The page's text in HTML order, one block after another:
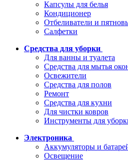
Капсулы для белья
Кондиционер
Отбеливатели и
Салфетки
Средства для уборки
Для ванны и туалета
Средства для мытья
Освежители
Средства для полов
Ремонт
Средства для кухни
Для чистки ковров
Инструменты для
Электроника
Аккумуляторы и
Освещение